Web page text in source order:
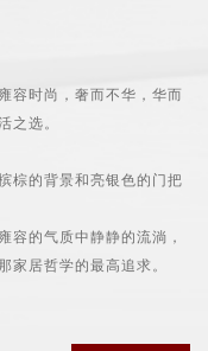
时尚，奢而不华，华而
之选。
的背景和亮银色的门把
的气质中静静的流淌，
家居哲学的最高追求。